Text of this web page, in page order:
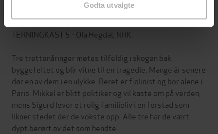
Godta utvalgte
TERNINGKAST 5 - Cathrine Krøger, Dagbladet.
TERNINGKAST 5 - Ole Jacob Hoel, Adresseavisen.
TERNINGKAST 5 - Ola Hegdal, NRK.
Tre trettenåringer møtes tilfeldig i skogen bak
byggefeltet og blir vitne til en tragedie. Mange år senere
dør en av dem i en ulykke. Beret er fiolinist og bor alene i
Paris. Mikkel er blitt politiker og vil kaste om på verden,
mens Sigurd lever et rolig familieliv i en forstad som
likner stedet der de vokste opp. Alle tre har de vært
dypt berørt av det som hendte.